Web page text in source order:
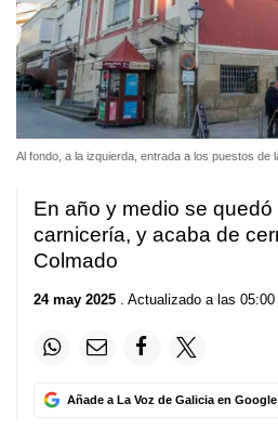
Al fondo, a la izquierda, entrada a los puestos de
En año y medio se
carnicería, y acaba de
Colmado
24 may 2025 . Actualizado a las 05:00
Añade a La Voz de Galicia en Google